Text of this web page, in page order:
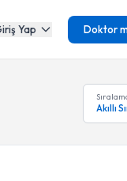
Yap Doktor
Akıllı